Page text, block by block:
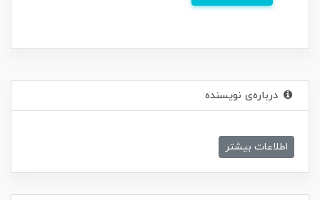
درباره‌ی نویسنده
اطلاعات بیشتر